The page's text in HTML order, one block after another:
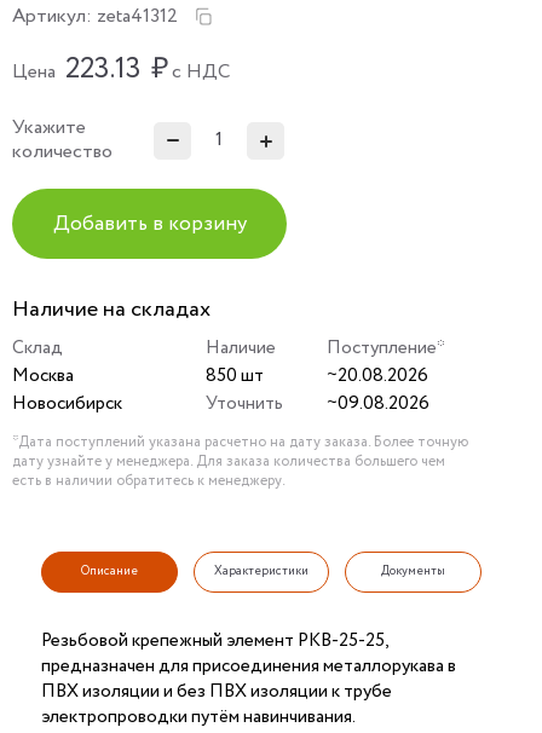
Артикул: zeta41312
Цена 223.13 ₽с НДС
Укажите
количество
Добавить в корзину
Наличие на складах
Склад Наличие
Поступление*
Москва
850 шт
~20.08.2026
Новосибирск
Уточнить ~09.08.2026
*Дата поступлений указана расчетно на дату заказа. Более точную
дату узнайте у менеджера. Для заказа количества большего чем
есть в наличии обратитесь к менеджеру.
Описание Характеристики Документы
Резьбовой крепежный элемент РКВ-25-25,
предназначен для присоединения металлорукава в
ПВХ изоляции и без ПВХ изоляции к трубе
электропроводки путём навинчивания.